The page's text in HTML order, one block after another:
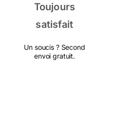
Toujours
satisfait
Un soucis ? Second
envoi gratuit.